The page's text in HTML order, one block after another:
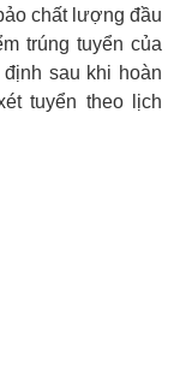
chất lượng đầu
trúng tuyển của
sau khi hoàn
tuyển theo lịch